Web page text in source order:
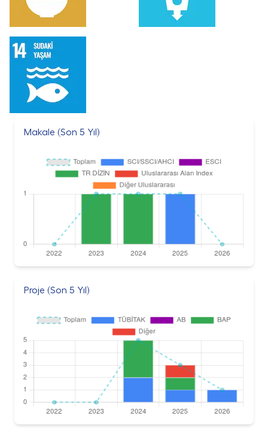
Makale (Son 5 Yıl)
Proje (Son 5 Yıl)